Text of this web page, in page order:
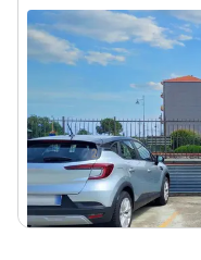
Asta Posto
Quiliano (Savona)
DA 4.127 €
12 m2 1 Locale
Visita